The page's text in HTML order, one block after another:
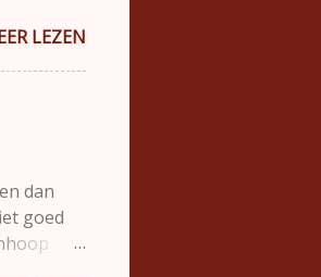
zijlijn
LEZEN
dan
goed